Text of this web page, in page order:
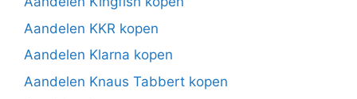
Aandelen KKR kopen
Aandelen Klarna kopen
Aandelen Knaus Tabbert kopen